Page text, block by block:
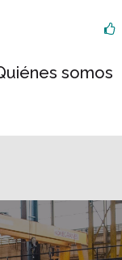
somos